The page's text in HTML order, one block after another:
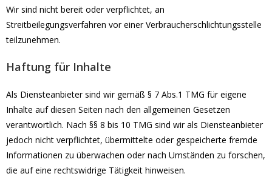
Wir sind nicht bereit oder verpflichtet, an
Streitbeilegungsverfahren vor einer Verbraucherschlichtungsstelle
teilzunehmen.
Haftung für Inhalte
Als Diensteanbieter sind wir gemäß § 7 Abs.1 TMG für eigene
Inhalte auf diesen Seiten nach den allgemeinen Gesetzen
verantwortlich. Nach §§ 8 bis 10 TMG sind wir als Diensteanbieter
jedoch nicht verpflichtet, übermittelte oder gespeicherte fremde
Informationen zu überwachen oder nach Umständen zu forschen,
die auf eine rechtswidrige Tätigkeit hinweisen.